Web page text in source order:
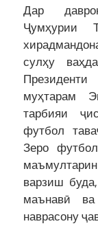
Дар
Ҷумҳурии
сулҳу
муҳтарам
тарбияи
футбол
Зеро
варзиш
маънавӣ
наврасону